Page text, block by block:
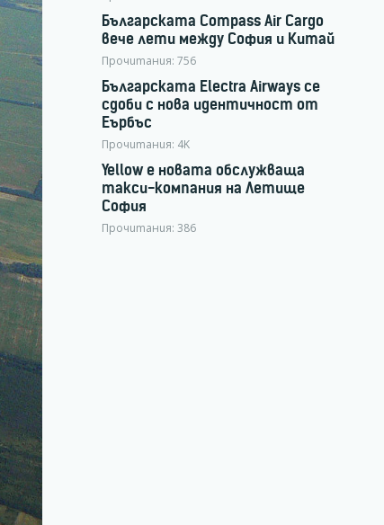
Българската Compass Air Cargo
вече лети между София и Китай
Прочитания: 756
Българската Electra Airways се
сдоби с нова идентичност от
Еърбъс
Прочитания: 4K
Yellow е новата обслужваща
такси-компания на Летище
София
Прочитания: 386